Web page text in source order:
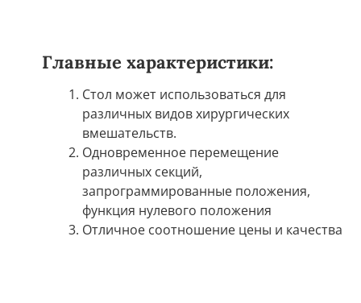
Главные характеристики:
Стол может использоваться для
различных видов хирургических
вмешательств.
Одновременное перемещение
различных секций,
запрограммированные положения,
функция нулевого положения
Отличное соотношение цены и качества